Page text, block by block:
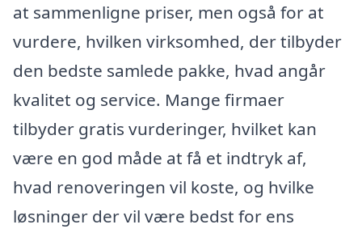
at sammenligne priser, men også for at
vurdere, hvilken virksomhed, der tilbyder
den bedste samlede pakke, hvad angår
kvalitet og service. Mange firmaer
tilbyder gratis vurderinger, hvilket kan
være en god måde at få et indtryk af,
hvad renoveringen vil koste, og hvilke
løsninger der vil være bedst for ens